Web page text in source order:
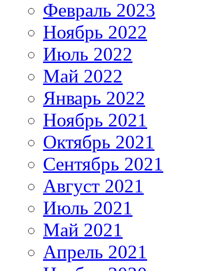
Февраль 2023
Ноябрь 2022
Июль 2022
Май 2022
Январь 2022
Ноябрь 2021
Октябрь 2021
Сентябрь 2021
Август 2021
Июль 2021
Май 2021
Апрель 2021